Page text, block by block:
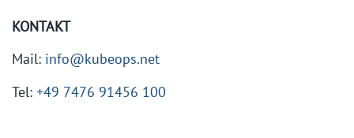
KONTAKT
Mail: info@kubeops.net
Tel: +49 7476 91456 100